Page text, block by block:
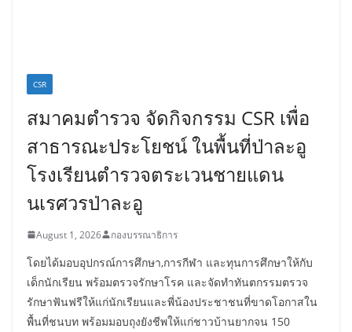
CSR
สมาคมตำรวจ จัดกิจกรรม CSR เพื่อ
สาธารณะประโยชน์ ในพื้นที่ป่าละอู
โรงเรียนตำรวจตระเวนชายแดน
นเรศวรป่าละอู
August 1, 2026 กองบรรณาธิการ
โดยได้มอบอุปกรณ์การศึกษา,การกีฬา และทุนการศึกษาให้กับ
เด็กนักเรียน พร้อมตรวจรักษาโรค และจัดทำทันตกรรมตรวจ
รักษาฟันฟรีให้แก่นักเรียนและพี่น้องประชาชนที่ขาดโอกาสใน
พื้นที่ชนบท พร้อมมอบถุงยังชีพให้แก่ชาวบ้านยากจน 150